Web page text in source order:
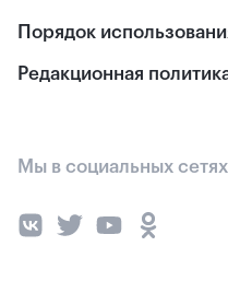
Порядок
Редакционная
Мы в социальных сетях